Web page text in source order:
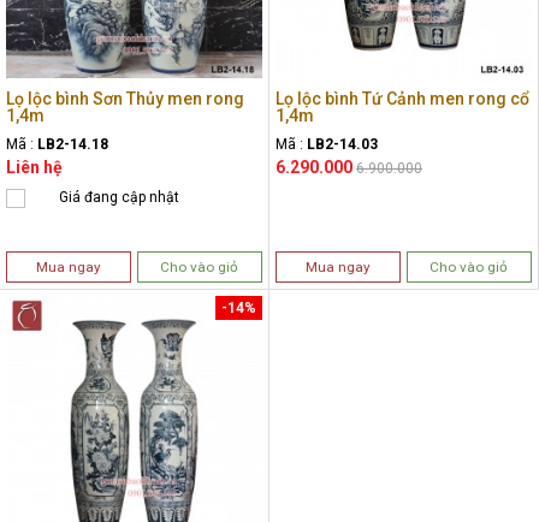
Lọ lộc bình Sơn Thủy men rong
1,4m
Mã : LB2-14.18
Liên hệ
Giá đang cập nhật
Mua ngay Cho vào giỏ
Lọ lộc bình Tứ Cảnh men rong cổ
1,4m
Mã : LB2-14.03
6.290.000 6.900.000
Mua ngay Cho vào giỏ
-14%